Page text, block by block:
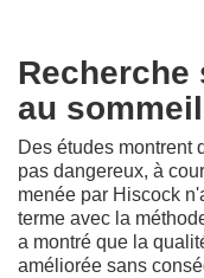
Recherche
au sommeil
Des études montrent
pas dangereux, à
menée par Hiscock
terme avec la
a montré que la
améliorée sans